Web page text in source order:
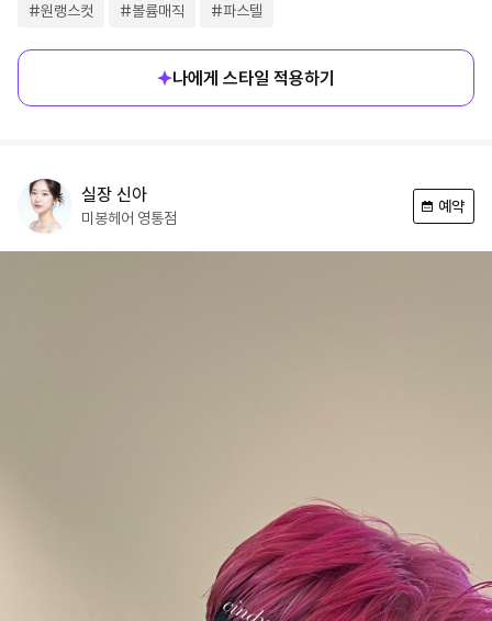
#원랭스컷 #볼륨매직 #파스텔
나에게 스타일 적용하기
실장 신아
미봉헤어 영통점
예약